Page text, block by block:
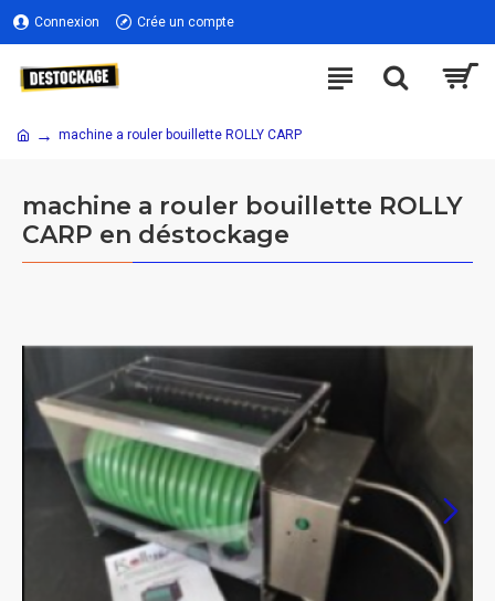
Connexion Crée un compte
machine a rouler bouillette ROLLY CARP
machine a rouler bouillette ROLLY
CARP en déstockage